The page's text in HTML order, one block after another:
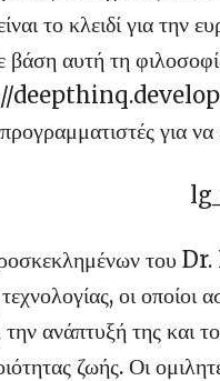
το κλειδί για την
βάση αυτή τη
για
του Dr.
οι οποίοι
ανάπτυξή της και
ζωής. Οι